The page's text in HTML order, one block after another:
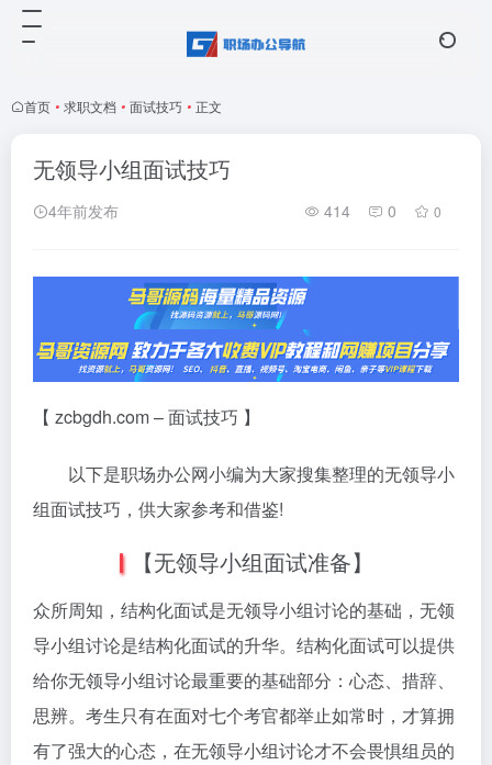
首页 • 求职文档 • 面试技巧 • 正文
无领导小组面试技巧
4年前发布 414 0 0
【 zcbgdh.com – 面试技巧 】
以下是职场办公网小编为大家搜集整理的无领导小
组面试技巧，供大家参考和借鉴!
【无领导小组面试准备】
众所周知，结构化面试是无领导小组讨论的基础，无领
导小组讨论是结构化面试的升华。结构化面试可以提供
给你无领导小组讨论最重要的基础部分：心态、措辞、
思辨。考生只有在面对七个考官都举止如常时，才算拥
有了强大的心态，在无领导小组讨论才不会畏惧组员的